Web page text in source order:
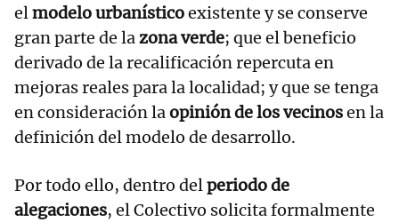
elmodelo urbanísticoexistente y se conserve
gran parte de lazona verde; que el beneficio
derivado de la recalificación repercuta en
mejoras reales para la localidad; y que se tenga
en consideración laopinión de los vecinosen la
definición del modelo de desarrollo.
Por todo ello, dentro delperiodo de
alegaciones, el Colectivo solicita formalmente